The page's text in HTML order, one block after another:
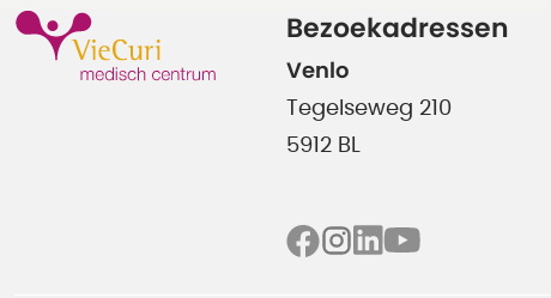
Bezoekadressen
Venlo
Tegelseweg 210
5912 BL